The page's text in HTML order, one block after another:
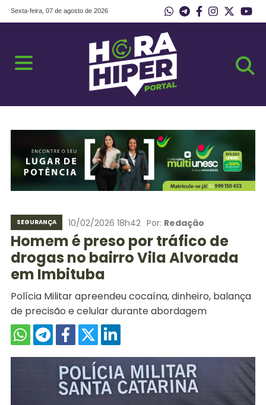
Sexta-feira, 07 de agosto de 2026
SEGURANÇA 10/02/2026 18h42 Por: Redação
Homem é preso por tráfico de
drogas no bairro Vila Alvorada
em Imbituba
Polícia Militar apreendeu cocaína, dinheiro, balança
de precisão e celular durante abordagem